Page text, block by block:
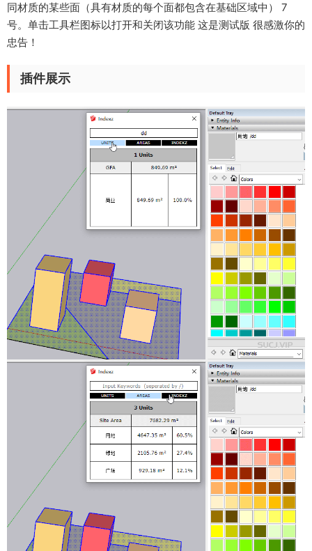
同材质的某些面（具有材质的每个面都包含在基础区域中） 7
号。单击工具栏图标以打开和关闭该功能 这是测试版 很感激你的
忠告！
插件展示